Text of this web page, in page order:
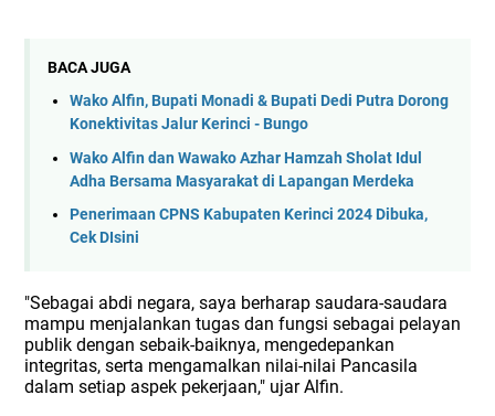
BACA JUGA
Wako Alfin, Bupati Monadi & Bupati Dedi Putra Dorong
Konektivitas Jalur Kerinci - Bungo
Wako Alfin dan Wawako Azhar Hamzah Sholat Idul
Adha Bersama Masyarakat di Lapangan Merdeka
Penerimaan CPNS Kabupaten Kerinci 2024 Dibuka,
Cek DIsini
"Sebagai abdi negara, saya berharap saudara-saudara
mampu menjalankan tugas dan fungsi sebagai pelayan
publik dengan sebaik-baiknya, mengedepankan
integritas, serta mengamalkan nilai-nilai Pancasila
dalam setiap aspek pekerjaan," ujar Alfin.